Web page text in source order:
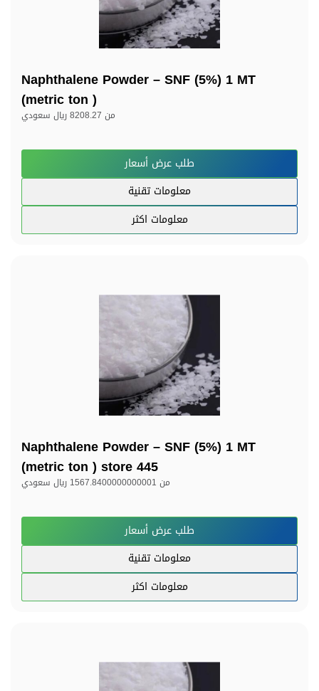
Naphthalene Powder – SNF (5%) 1 MT
(metric ton )
من 8208.27 ريال سعودي
طلب عرض أسعار
معلومات تقنية
معلومات اكثر
Naphthalene Powder – SNF (5%) 1 MT
(metric ton ) store 445
من 1567.8400000000001 ريال سعودي
طلب عرض أسعار
معلومات تقنية
معلومات اكثر